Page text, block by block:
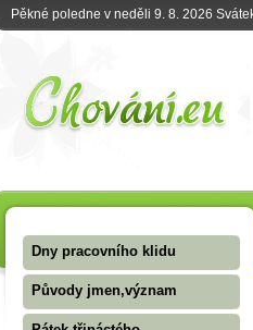
Pěkné poledne v neděli 9. 8. 2026
Dny pracovního klidu
Původy jmen,význam